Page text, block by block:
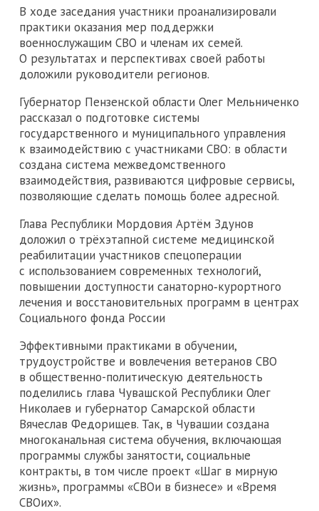
В ходе заседания участники проанализировали
практики оказания мер поддержки
военнослужащим СВО и членам их семей.
О результатах и перспективах своей работы
доложили руководители регионов.
Губернатор Пензенской области Олег Мельниченко
рассказал о подготовке системы
государственного и муниципального управления
к взаимодействию с участниками СВО: в области
создана система межведомственного
взаимодействия, развиваются цифровые сервисы,
позволяющие сделать помощь более адресной.
Глава Республики Мордовия Артём Здунов
доложил о трёхэтапной системе медицинской
реабилитации участников спецоперации
с использованием современных технологий,
повышении доступности санаторно‑курортного
лечения и восстановительных программ в центрах
Социального фонда России
Эффективными практиками в обучении,
трудоустройстве и вовлечения ветеранов СВО
в общественно-политическую деятельность
поделились глава Чувашской Республики Олег
Николаев и губернатор Самарской области
Вячеслав Федорищев. Так, в Чувашии создана
многоканальная система обучения, включающая
программы службы занятости, социальные
контракты, в том числе проект «Шаг в мирную
жизнь», программы «СВОи в бизнесе» и «Время
СВОих».